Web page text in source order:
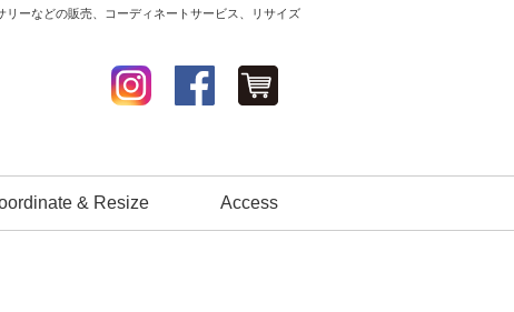
ーなどの販売、コーディネートサービス、リサイズ
& Resize Access